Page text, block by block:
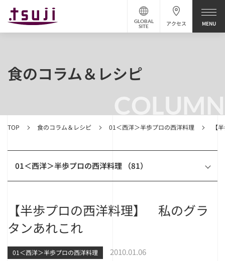
アクセス
GLOBAL
SITE
COLUMN
TOP 食のコラム＆レシピ 01＜西洋＞半歩プロの西洋料理 【
食のコラム＆レシピ
01＜西洋＞半歩プロの西洋料理 （81）
【半歩プロの西洋料理】 私のグラ
タンあれこれ
01＜西洋＞半歩プロの西洋料理 2010.01.06